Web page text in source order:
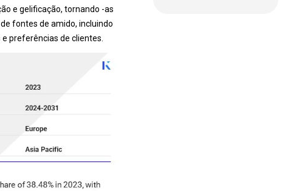
e gelificação, tornando -as
fontes de amido, incluindo
preferências de clientes.